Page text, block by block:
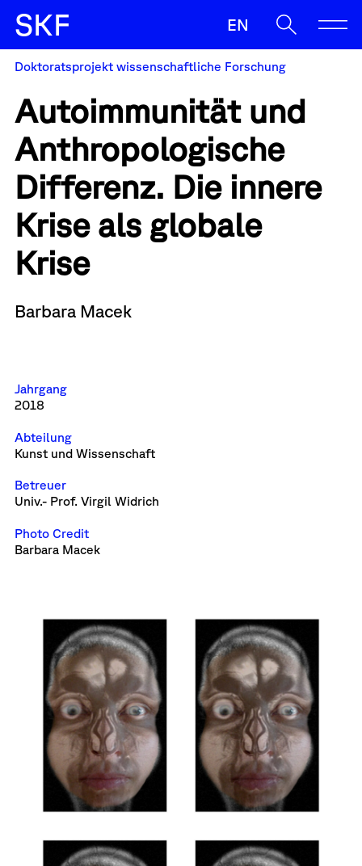
SKF
Ermöglichen
Begleiten
Sichern
News
Oft gesucht
Sup
Antrag Zulassunz
Wenn die Ergebnisse der automatischen
SKF EN
Doktoratsprojekt wissenschaftliche Forschung
Autoimmunität und
Anthropologische
Differenz. Die innere
Krise als globale
Krise
Barbara Macek
Jahrgang
2018
Abteilung
Kunst und Wissenschaft
Betreuer
Univ.- Prof. Virgil Widrich
Photo Credit
Barbara Macek